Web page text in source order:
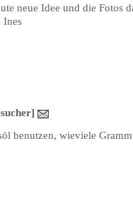
neue Idee und die Fotos
Ines
benutzen, wieviele